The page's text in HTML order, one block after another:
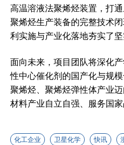
高温溶液法聚烯烃装置，打
聚烯烃生产装备的完整技术
利实施与产业化落地夯实了坚
面向未来，项目团队将深化
性中心催化剂的国产化与规
聚烯烃、聚烯烃弹性体产业
材料产业自立自强、服务国家
化工企业 卫星化学 快讯